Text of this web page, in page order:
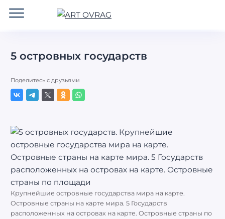
5 островных государств
Поделитесь с друзьями
Крупнейшие островные государства мира на карте.
Островные страны на карте мира. 5 Государств
расположенных на островах на карте. Островные страны по